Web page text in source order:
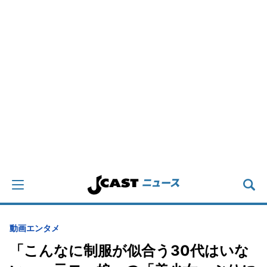
動画エンタメ
「こんなに制服が似合う30代はいな